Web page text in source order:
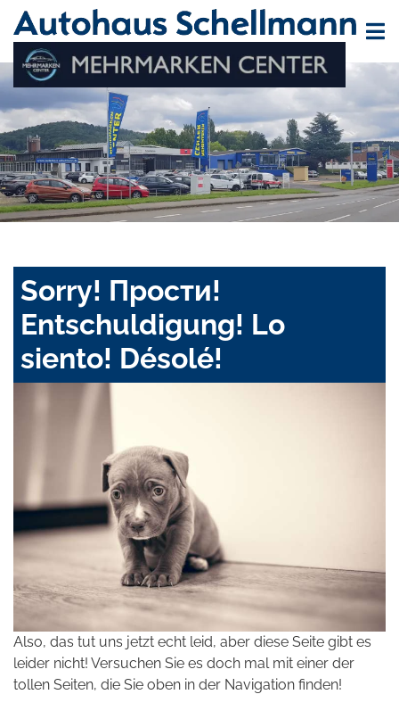
Sorry! Прости!
Entschuldigung! Lo
siento! Désolé!
Also, das tut uns jetzt echt leid, aber diese Seite gibt es
leider nicht! Versuchen Sie es doch mal mit einer der
tollen Seiten, die Sie oben in der Navigation finden!